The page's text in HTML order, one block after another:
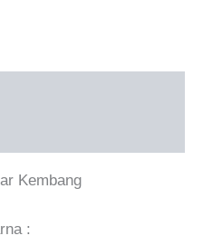
Kembang
: